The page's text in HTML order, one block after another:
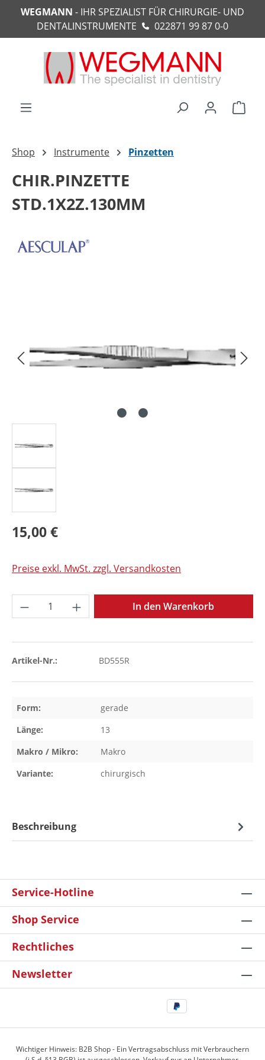
springen
WEGMANN - IHR SPEZIALIST FÜR CHIRURGIE- UND
DENTALINSTRUMENTE
022871 99 87 0-0
Shop Instrumente Pinzetten
CHIR.PINZETTE
STD.1X2Z.130MM
15,00 €
Preise exkl. MwSt. zzgl. Versandkosten
Produkt Anzahl: Gib den gewünschten
In den Warenkorb
Artikel-Nr.: BD555R
Form:
gerade
Länge:
13
Makro / Mikro:
Makro
Variante:
chirurgisch
Beschreibung
Service-Hotline
Shop Service
Rechtliches
Newsletter
Wichtiger Hinweis: B2B Shop - Ein Vertragsabschluss mit Verbrauchern